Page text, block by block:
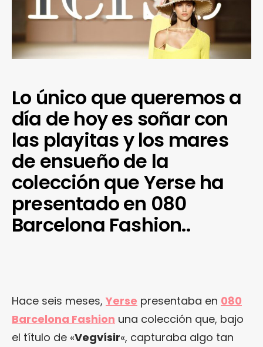
Lo único que queremos a
día de hoy es soñar con
las playitas y los mares
de ensueño de la
colección que Yerse ha
presentado en 080
Barcelona Fashion..
Hace seis meses, Yerse presentaba en 080
Barcelona Fashion una colección que, bajo
el título de «Vegvísir«, capturaba algo tan